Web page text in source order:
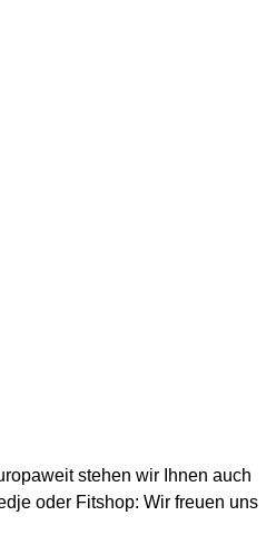
stehen wir Ihnen auch
oder Fitshop: Wir freuen uns